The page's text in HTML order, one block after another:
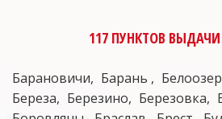
117 ПУНКТОВ
Барановичи Барань
Береза
Березино Березовка